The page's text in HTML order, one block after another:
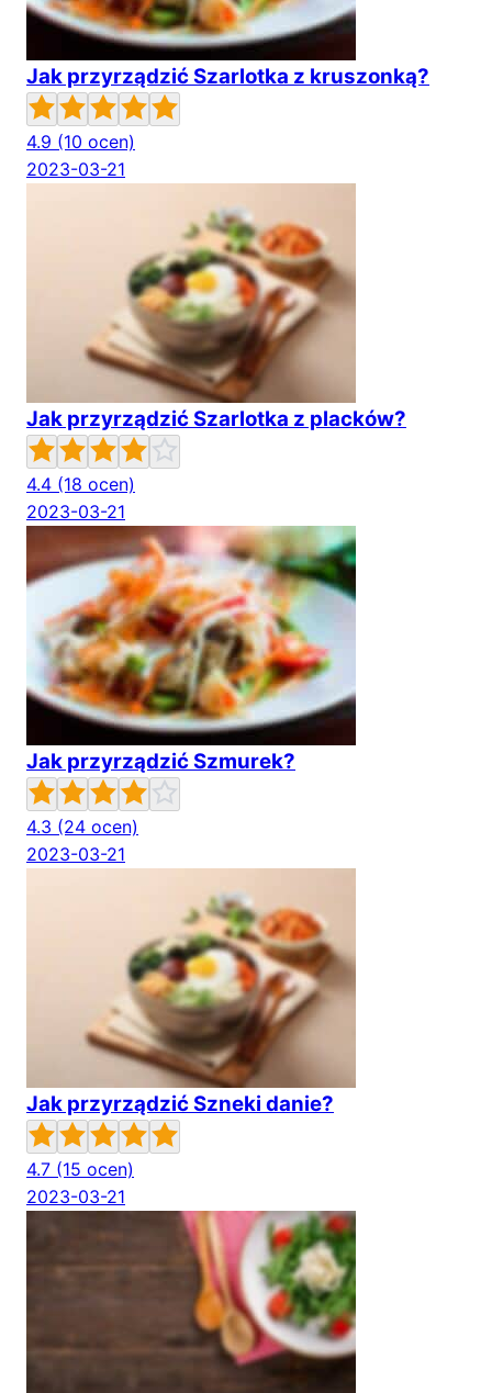
Jak przyrządzić Szarlotka z kruszonką?
4.9 (10 ocen)
2023-03-21
Jak przyrządzić Szarlotka z placków?
4.4 (18 ocen)
2023-03-21
Jak przyrządzić Szmurek?
4.3 (24 ocen)
2023-03-21
Jak przyrządzić Szneki danie?
4.7 (15 ocen)
2023-03-21